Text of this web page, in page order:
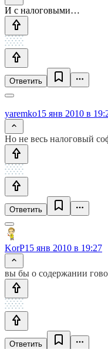
И с налоговыми…
Ответить
yaremko15 янв 2010 в
Но не весь налоговый
Ответить
KorP15 янв 2010 в 19:27
вы бы о содержании
Ответить